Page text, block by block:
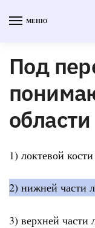
МЕНЮ
Под
области
1) локтевой кости
2) нижней части
3) верхней части